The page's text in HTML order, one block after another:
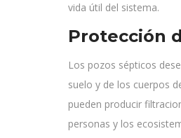
vida útil del sistema.
Protección
Los pozos sépticos
suelo y de los cuerpos
pueden producir
personas y los